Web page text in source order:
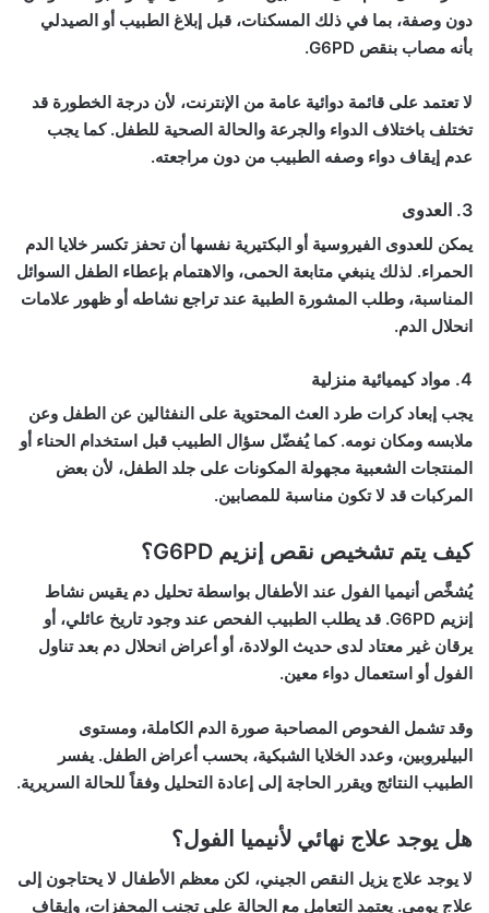
دون وصفة، بما في ذلك المسكنات، قبل إبلاغ الطبيب أو الصيدلي
بأنه مصاب بنقص G6PD.
لا تعتمد على قائمة دوائية عامة من الإنترنت، لأن درجة الخطورة قد
تختلف باختلاف الدواء والجرعة والحالة الصحية للطفل. كما يجب
عدم إيقاف دواء وصفه الطبيب من دون مراجعته.
3. العدوى
يمكن للعدوى الفيروسية أو البكتيرية نفسها أن تحفز تكسر خلايا الدم
الحمراء. لذلك ينبغي متابعة الحمى، والاهتمام بإعطاء الطفل السوائل
المناسبة، وطلب المشورة الطبية عند تراجع نشاطه أو ظهور علامات
انحلال الدم.
4. مواد كيميائية منزلية
يجب إبعاد كرات طرد العث المحتوية على النفثالين عن الطفل وعن
ملابسه ومكان نومه. كما يُفضّل سؤال الطبيب قبل استخدام الحناء أو
المنتجات الشعبية مجهولة المكونات على جلد الطفل، لأن بعض
المركبات قد لا تكون مناسبة للمصابين.
كيف يتم تشخيص نقص إنزيم G6PD؟
يُشخَّص أنيميا الفول عند الأطفال بواسطة تحليل دم يقيس نشاط
إنزيم G6PD. قد يطلب الطبيب الفحص عند وجود تاريخ عائلي، أو
يرقان غير معتاد لدى حديث الولادة، أو أعراض انحلال دم بعد تناول
الفول أو استعمال دواء معين.
وقد تشمل الفحوص المصاحبة صورة الدم الكاملة، ومستوى
البيليروبين، وعدد الخلايا الشبكية، بحسب أعراض الطفل. يفسر
الطبيب النتائج ويقرر الحاجة إلى إعادة التحليل وفقاً للحالة السريرية.
هل يوجد علاج نهائي لأنيميا الفول؟
لا يوجد علاج يزيل النقص الجيني، لكن معظم الأطفال لا يحتاجون إلى
علاج يومي. يعتمد التعامل مع الحالة على تجنب المحفزات، وإيقاف